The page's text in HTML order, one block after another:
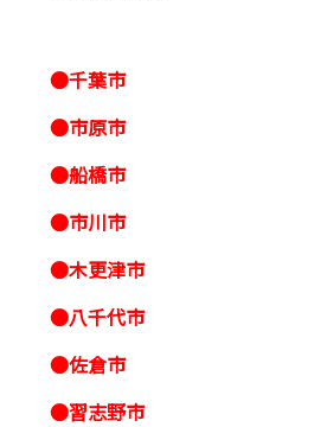
●千葉市
●市原市
●船橋市
●市川市
●木更津市
●八千代市
●佐倉市
●習志野市